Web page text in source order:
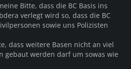
Bitte, dass die BC Basis ins
verlegt wird so, dass die BC
sowie uns Polizisten
dass weitere Basen nicht an viel
gebaut werden darf um sowas wie